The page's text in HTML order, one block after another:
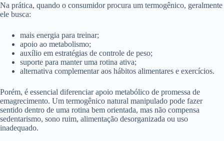
Na prática, quando o consumidor procura um termogênico, geralmente
ele busca:
mais energia para treinar;
apoio ao metabolismo;
auxílio em estratégias de controle de peso;
suporte para manter uma rotina ativa;
alternativa complementar aos hábitos alimentares e exercícios.
Porém, é essencial diferenciar apoio metabólico de promessa de
emagrecimento. Um termogênico natural manipulado pode fazer
sentido dentro de uma rotina bem orientada, mas não compensa
sedentarismo, sono ruim, alimentação desorganizada ou uso
inadequado.